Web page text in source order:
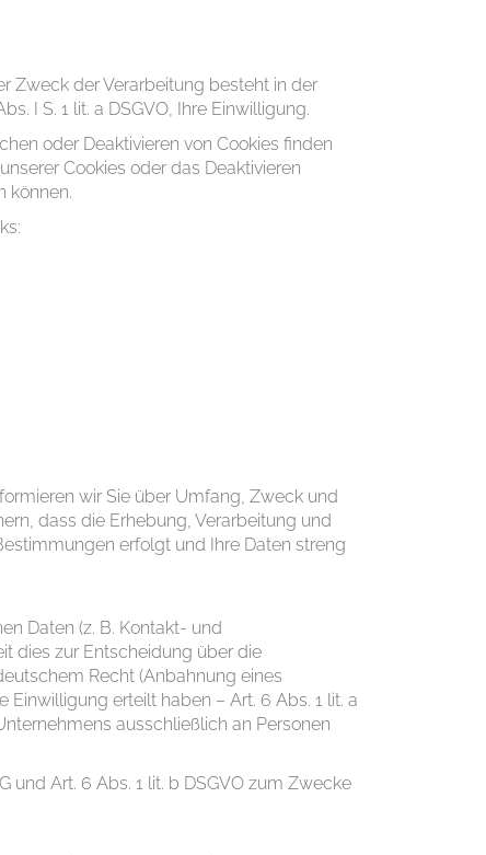
Zweck der Verarbeitung besteht in der
I S. 1 lit. a DSGVO, Ihre Einwilligung.
oder Deaktivieren von Cookies finden
Cookies oder das Deaktivieren
können.
wir Sie über Umfang, Zweck und
dass die Erhebung, Verarbeitung und
erfolgt und Ihre Daten streng
Daten (z. B. Kontakt- und
dies zur Entscheidung über die
Recht (Anbahnung eines
Einwilligung erteilt haben – Art. 6 Abs. 1 lit. a
ausschließlich an Personen
und Art. 6 Abs. 1 lit. b DSGVO zum Zwecke